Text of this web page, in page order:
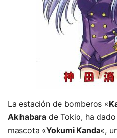
La estación de bomberos «
Akihabara de Tokio, ha
mascota «Yokumi Kanda«,